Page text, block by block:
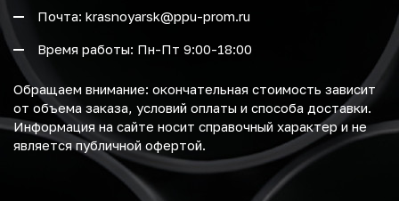
Почта: krasnoyarsk@ppu-prom.ru
Время работы: Пн-Пт 9:00-18:00
Обращаем внимание: окончательная стоимость зависит
от объема заказа, условий оплаты и способа доставки.
Информация на сайте носит справочный характер и не
является публичной офертой.